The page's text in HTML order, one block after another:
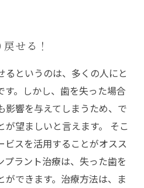
せる！
というのは、多くの人にと
す。しかし、歯を失った場合
影響を与えてしまうため、で
が望ましいと言えます。 そこ
ビスを活用することがオスス
プラント治療は、失った歯を
ができます。治療方法は、ま